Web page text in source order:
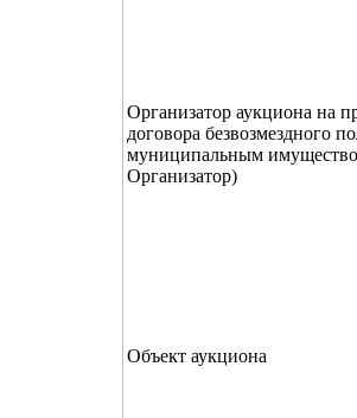
Организатор аукциона на
договора безвозмездного
муниципальным
Организатор)
Объект аукциона